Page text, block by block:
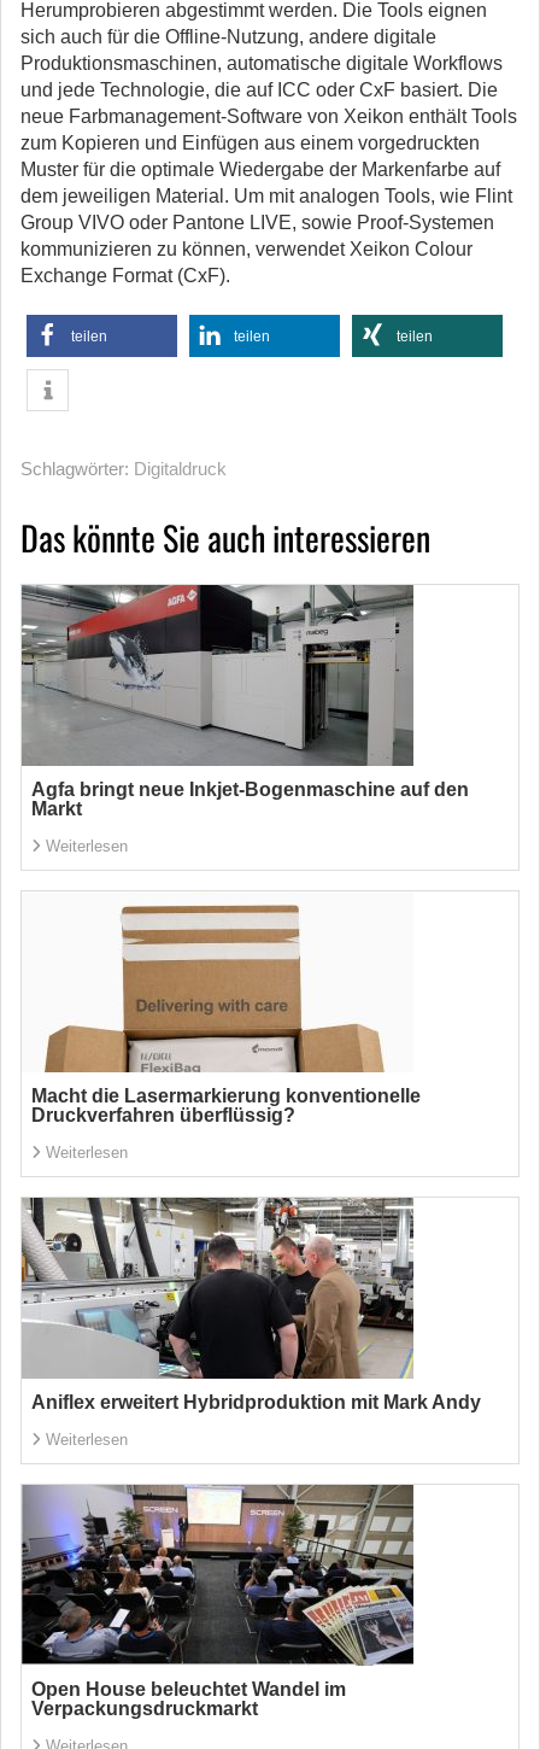
Herumprobieren abgestimmt werden. Die Tools eignen
sich auch für die Offline-Nutzung, andere digitale
Produktionsmaschinen, automatische digitale Workflows
und jede Technologie, die auf ICC oder CxF basiert. Die
neue Farbmanagement-Software von Xeikon enthält Tools
zum Kopieren und Einfügen aus einem vorgedruckten
Muster für die optimale Wiedergabe der Markenfarbe auf
dem jeweiligen Material. Um mit analogen Tools, wie Flint
Group VIVO oder Pantone LIVE, sowie Proof-Systemen
kommunizieren zu können, verwendet Xeikon Colour
Exchange Format (CxF).
teilen teilen teilen
Schlagwörter: Digitaldruck
Das könnte Sie auch interessieren
Agfa bringt neue Inkjet-Bogenmaschine auf den
Markt
Weiterlesen
Macht die Lasermarkierung konventionelle
Druckverfahren überflüssig?
Weiterlesen
Aniflex erweitert Hybridproduktion mit Mark Andy
Weiterlesen
Open House beleuchtet Wandel im
Verpackungsdruckmarkt